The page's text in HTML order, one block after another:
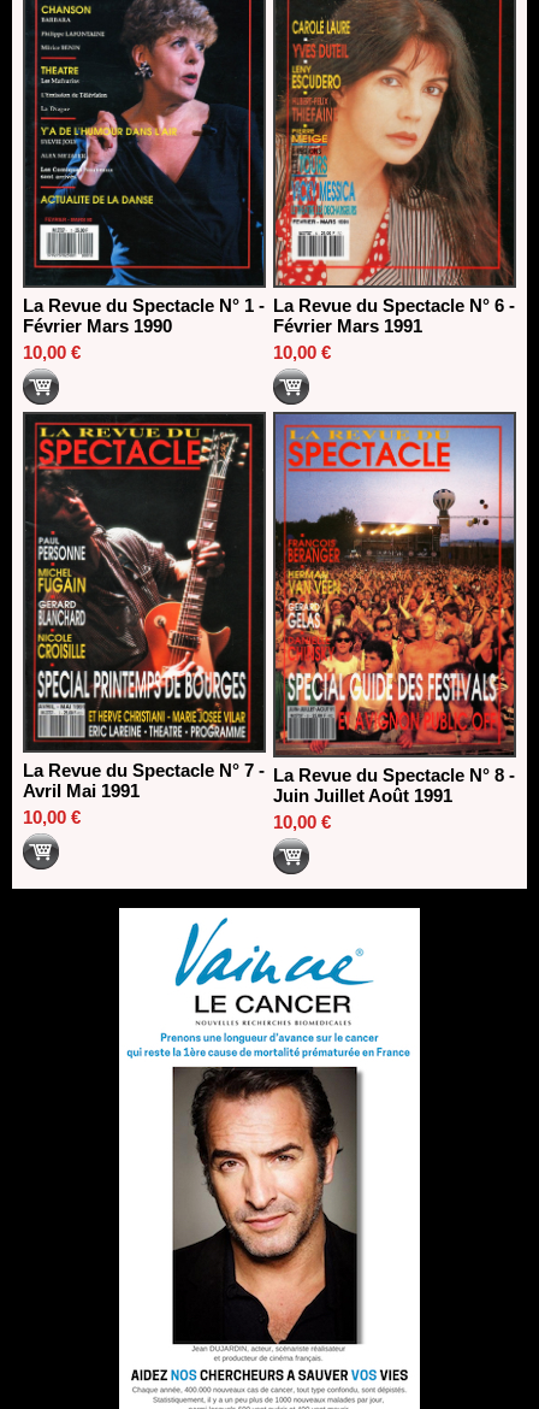
La Revue du Spectacle N° 1 -
Février Mars 1990
10,00 €
La Revue du Spectacle N° 6 -
Février Mars 1991
10,00 €
La Revue du Spectacle N° 7 -
Avril Mai 1991
10,00 €
La Revue du Spectacle N° 8 -
Juin Juillet Août 1991
10,00 €